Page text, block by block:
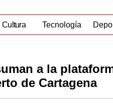
Cultura Tecnología
a la
de Cartagena